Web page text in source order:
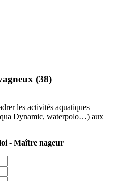
(38)
les activités aquatiques
Dynamic, waterpolo…) aux
- Maître nageur